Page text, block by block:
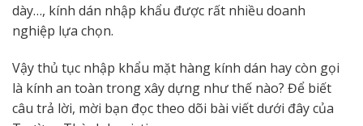
dày…, kính dán nhập khẩu được rất nhiều doanh
nghiệp lựa chọn.
Vậy thủ tục nhập khẩu mặt hàng kính dán hay còn gọi
là kính an toàn trong xây dựng như thế nào? Để biết
câu trả lời, mời bạn đọc theo dõi bài viết dưới đây của